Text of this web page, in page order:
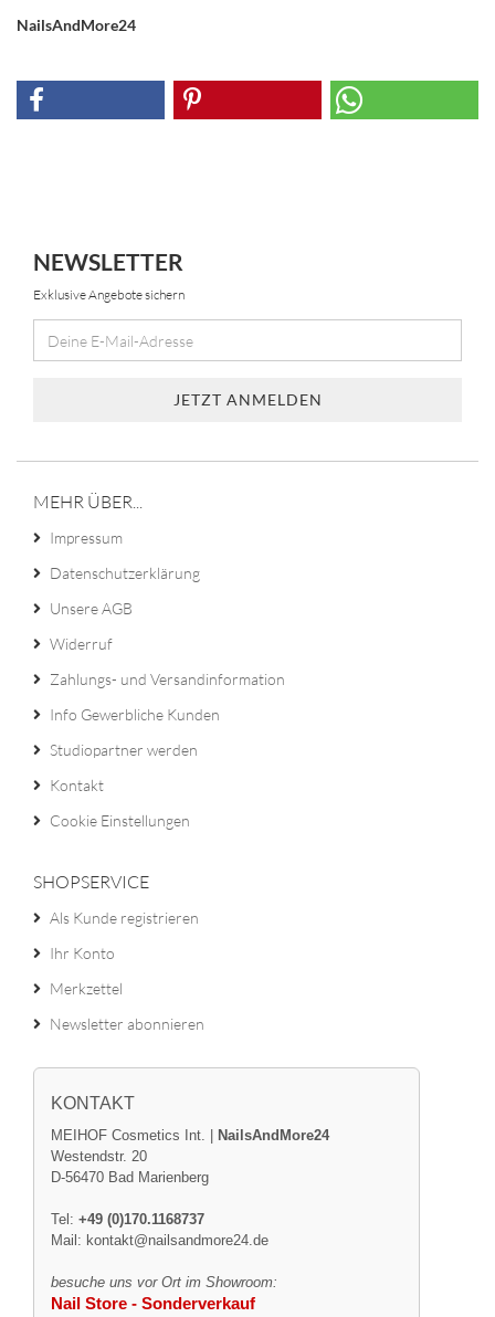
NailsAndMore24
NEWSLETTER
Exklusive Angebote sichern
MEHR ÜBER...
Impressum
Datenschutzerklärung
Unsere AGB
Widerruf
Zahlungs- und Versandinformation
Info Gewerbliche Kunden
Studiopartner werden
Kontakt
Cookie Einstellungen
SHOPSERVICE
Als Kunde registrieren
Ihr Konto
Merkzettel
Newsletter abonnieren
KONTAKT
MEIHOF Cosmetics Int. |
NailsAndMore24
Westendstr. 20
D-56470 Bad Marienberg
Tel: +49 (0)170.1168737
Mail: kontakt@nailsandmore24.de
besuche uns vor Ort im Showroom:
Nail Store - Sonderverkauf